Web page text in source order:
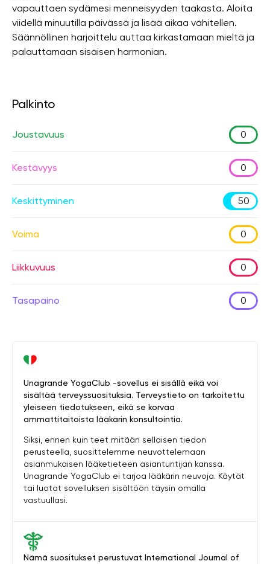
vapauttaen sydämesi menneisyyden taakasta. Aloita
viidellä minuutilla päivässä ja lisää aikaa vähitellen.
Säännöllinen harjoittelu auttaa kirkastamaan mieltä ja
palauttamaan sisäisen harmonian.
Palkinto
Joustavuus 0
Kestävyys 0
Keskittyminen 50
Voima 0
Liikkuvuus 0
Tasapaino 0
Nämä suositukset perustuvat International Journal of
Unagrande YogaClub -sovellus ei sisällä eikä voi
sisältää terveyssuosituksia. Terveystieto on tarkoitettu
yleiseen tiedotukseen, eikä se korvaa
ammattitaitoista lääkärin konsultointia.
Siksi, ennen kuin teet mitään sellaisen tiedon
perusteella, suosittelemme neuvottelemaan
asianmukaisen lääketieteen asiantuntijan kanssa.
Unagrande YogaClub ei tarjoa lääkärin neuvoja. Käytät
tai luotat sovelluksen sisältöön täysin omalla
vastuullasi.